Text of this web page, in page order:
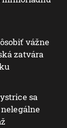
vážne
zatvára
sa